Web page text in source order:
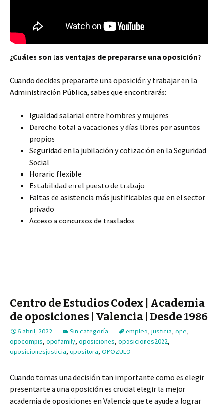
¿Cuáles son las ventajas de prepararse una oposición?
Cuando decides prepararte una oposición y trabajar en la
Administración Pública, sabes que encontrarás:
Igualdad salarial entre hombres y mujeres
Derecho total a vacaciones y días libres por asuntos
propios
Seguridad en la jubilación y cotización en la Seguridad
Social
Horario flexible
Estabilidad en el puesto de trabajo
Faltas de asistencia más justificables que en el sector
privado
Acceso a concursos de traslados
Centro de Estudios Codex | Academia
de oposiciones | Valencia | Desde 1986
6 abril, 2022 Sin categoría empleo, justicia, ope,
opocompis, opofamily, oposiciones, oposiciones2022,
oposicionesjusticia, opositora, OPOZULO
Cuando tomas una decisión tan importante como es elegir
presentarte a una oposición es crucial elegir la mejor
academia de oposiciones en Valencia que te ayude a lograr